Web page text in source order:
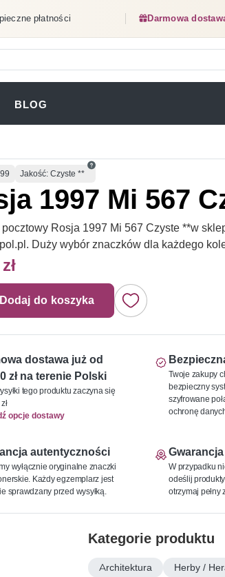
płatności Darmowa
BLOG
Jakość: Czyste **
1997 Mi 567
Rosja 1997 Mi 567 Czyste **w
Duży wybór znaczków dla każdego
Dodaj do koszyka
dostawa już od
zł na terenie Polski
tego produktu zaczyna się
opcje dostawy
Twoje zakupy
bezpieczny
szyfrowane
ochronę
autentyczności
wyłącznie oryginalne znaczki
Każdy egzemplarz jest
sprawdzany przed wysyłką.
W przypadku
odeślij
otrzymaj pełny
Kategorie produktu
Architektura
Herby /